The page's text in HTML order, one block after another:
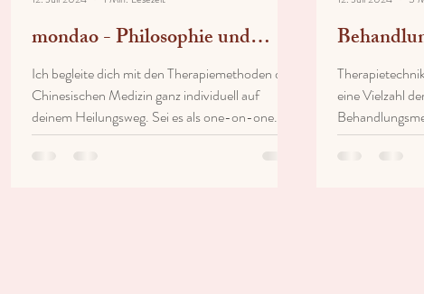
mondao - Philosophie und
Denkweise
Ich begleite dich mit den Therapiemethoden der
Chinesischen Medizin ganz individuell auf
deinem Heilungsweg. Sei es als one-on-one...
eine Vielzahl
Medizin an. So